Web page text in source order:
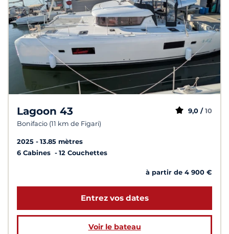
Lagoon 43
Bonifacio (11 km de Figari)
9,0 / 10
2025
13.85 mètres
6 Cabines
12 Couchettes
à partir de 4 900 €
Entrez vos dates
Voir le bateau